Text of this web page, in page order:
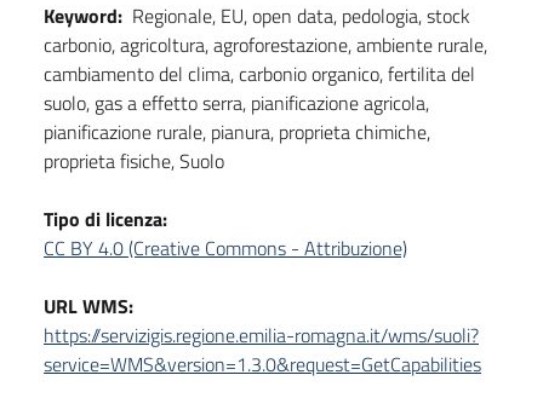
Keyword: Regionale, EU, open data, pedologia, stock
carbonio, agricoltura, agroforestazione, ambiente rurale,
cambiamento del clima, carbonio organico, fertilita del
suolo, gas a effetto serra, pianificazione agricola,
pianificazione rurale, pianura, proprieta chimiche,
proprieta fisiche, Suolo
Tipo di licenza:
CC BY 4.0 (Creative Commons - Attribuzione)
URL WMS:
https://servizigis.regione.emilia-romagna.it/wms/suoli?
service=WMS&version=1.3.0&request=GetCapabilities